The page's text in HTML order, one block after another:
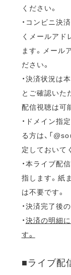
ください。
・コンビニ決
くメールアド
ます。メール
ださい。
・決済状況は
とご確認いた
配信視聴は可
・ドメイン指
る方は、「
定しておいて
・本ライブ配
指します。紙
は不要です。
・決済完了後
・決済の明細
す。
■ライブ配